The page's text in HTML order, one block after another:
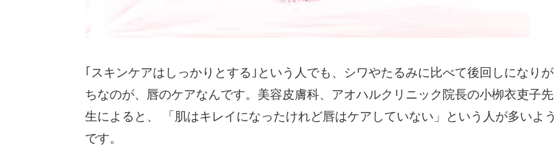
｢スキンケアはしっかりとする｣という人でも、シワやたるみに比べて後回しになりが
ちなのが、唇のケアなんです。美容皮膚科、アオハルクリニック院長の小栁衣吏子先
生によると、
「肌はキレイになったけれど唇はケアしていない」という人が多いよう
です。